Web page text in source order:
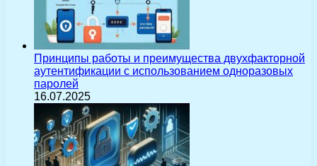
Принципы работы и преимущества двухфакторной
аутентификации с использованием одноразовых
паролей
16.07.2025